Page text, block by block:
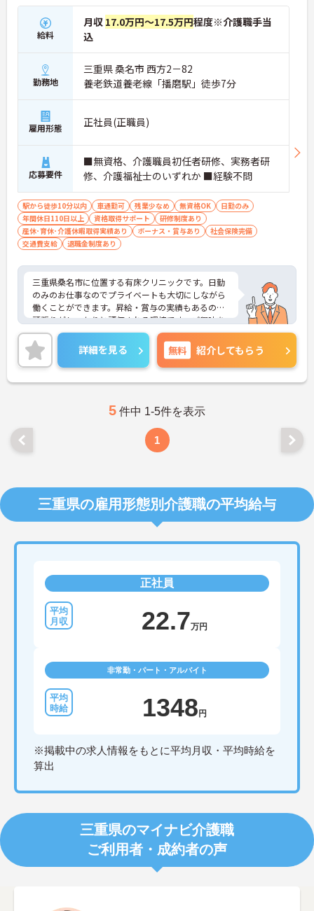
給料
月収 17.0万円～17.5万円程度※介護職手当
込
勤務地
三重県 桑名市 西方2－82
養老鉄道養老線「播磨駅」徒歩7分
雇用形態 正社員(正職員)
応募要件
■無資格、介護職員初任者研修、実務者研
修、介護福祉士のいずれか ■経験不問
駅から徒歩10分以内 車通勤可 残業少なめ 無資格OK
日勤のみ
年間休日110日以上
資格取得サポート
研修制度あり
産休･育休･介護休暇取得実績あり
ボーナス・賞与あり
社会保険完備
交通費支給
退職金制度あり
三重県桑名市に位置する有床クリニックです。日勤
のみのお仕事なのでプライベートも大切にしながら
働くことができます。昇給・賞与の実績もあるので
頑張りがしっかりと評価される環境です。ご興味を
お持ちの方はお気軽にお問い合わせください。
詳細を見る 無料 紹介してもらう
5 件中 1-5件を表示
1
三重県の雇用形態別介護職の平均給与
正社員
22.7万円
非常勤・パート・アルバイト
1348 円
※掲載中の求人情報をもとに平均月収・平均時給を
算出
三重県のマイナビ介護職
ご利用者・成約者の声